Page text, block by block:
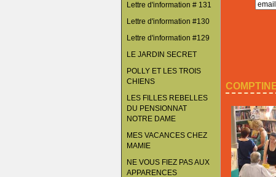
Lettre d'information # 131
Lettre d'information #130
Lettre d'information #129
LE JARDIN SECRET
POLLY ET LES TROIS
CHIENS
LES FILLES REBELLES
DU PENSIONNAT
NOTRE DAME
MES VACANCES CHEZ
MAMIE
NE VOUS FIEZ PAS AUX
APPARENCES